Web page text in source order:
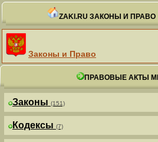
ZAKI.RU ЗАКОНЫ И ПРАВО
Законы и Право
ПРАВОВЫЕ АКТЫ
Законы (151)
Кодексы (7)